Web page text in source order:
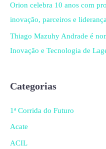
Orion celebra 10 anos com
inovação, parceiros e
Thiago Mazuhy Andrade é
Inovação e Tecnologia de
Categorias
1ª Corrida do Futuro
Acate
ACIL